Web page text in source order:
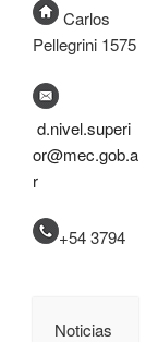
Carlos
Pellegrini 1575
d.nivel.superi
or@mec.gob.a
r
+54 3794
Noticias